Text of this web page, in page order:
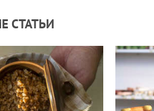
СТАТЬИ